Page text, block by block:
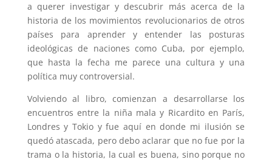
a querer investigar y descubrir más acerca de la
historia de los movimientos revolucionarios de otros
países para aprender y entender las posturas
ideológicas de naciones como Cuba, por ejemplo,
que hasta la fecha me parece una cultura y una
política muy controversial.
Volviendo al libro, comienzan a desarrollarse los
encuentros entre la niña mala y Ricardito en París,
Londres y Tokio y fue aquí en donde mi ilusión se
quedó atascada, pero debo aclarar que no fue por la
trama o la historia, la cual es buena, sino porque no